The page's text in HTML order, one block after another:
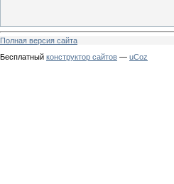
Полная версия сайта
Бесплатный конструктор сайтов — uCoz